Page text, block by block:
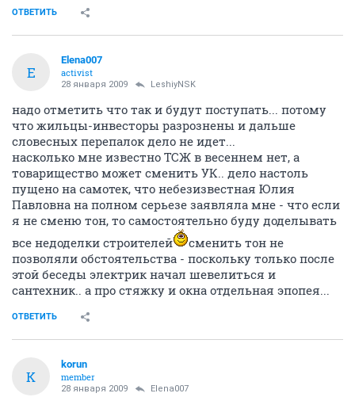
ОТВЕТИТЬ
E
Elena007
activist
28 января 2009 LeshiyNSK
надо отметить что так и будут поступать... потому
что жильцы-инвесторы разрознены и дальше
словесных перепалок дело не идет...
насколько мне известно ТСЖ в весеннем нет, а
товарищество может сменить УК.. дело настоль
пущено на самотек, что небезизвестная Юлия
Павловна на полном серьезе заявляла мне - что если
я не сменю тон, то самостоятельно буду доделывать
все недоделки строителей
сменить тон не
позволяли обстоятельства - поскольку только после
этой беседы электрик начал шевелиться и
сантехник.. а про стяжку и окна отдельная эпопея...
ОТВЕТИТЬ
K
korun
member
28 января 2009 Elena007